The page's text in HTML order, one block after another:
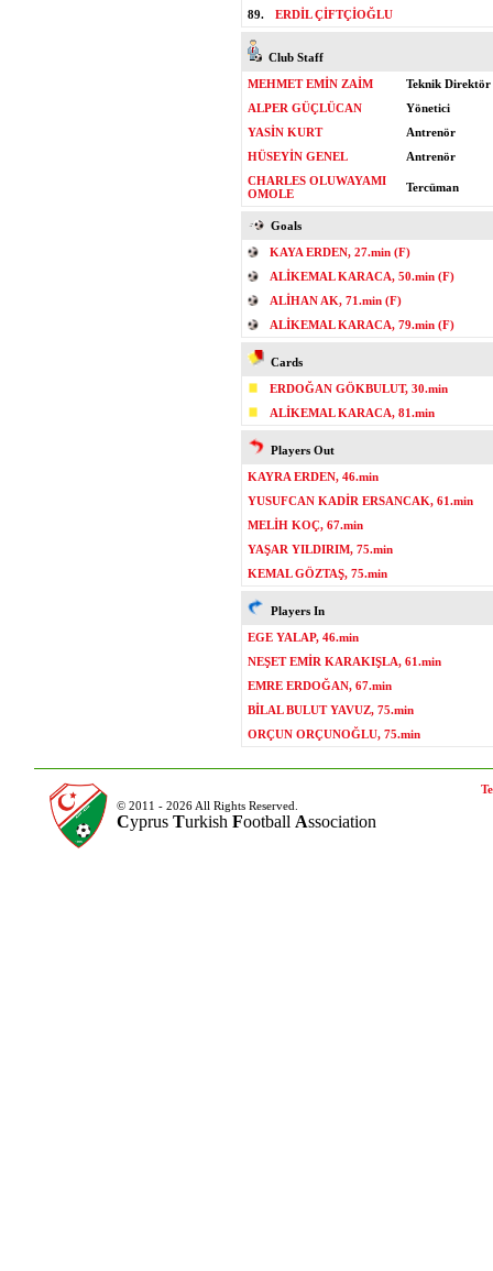
89.
ERDİL ÇİFTÇİOĞLU
Club Staff
MEHMET EMİN ZAİM
Teknik Direktör
ALPER GÜÇLÜCAN
Yönetici
YASİN KURT
Antrenör
HÜSEYİN GENEL
Antrenör
CHARLES OLUWAYAMI
OMOLE
Tercüman
Goals
KAYA ERDEN, 27.min (F)
ALİKEMAL KARACA, 50.min (F)
ALİHAN AK, 71.min (F)
ALİKEMAL KARACA, 79.min (F)
Cards
ERDOĞAN GÖKBULUT, 30.min
ALİKEMAL KARACA, 81.min
Players Out
KAYRA ERDEN, 46.min
YUSUFCAN KADİR ERSANCAK, 61.min
MELİH KOÇ, 67.min
YAŞAR YILDIRIM, 75.min
KEMAL GÖZTAŞ, 75.min
Players In
EGE YALAP, 46.min
NEŞET EMİR KARAKIŞLA, 61.min
EMRE ERDOĞAN, 67.min
BİLAL BULUT YAVUZ, 75.min
ORÇUN ORÇUNOĞLU, 75.min
© 2011 - 2026 All Rights Reserved.
Cyprus Turkish Football Association